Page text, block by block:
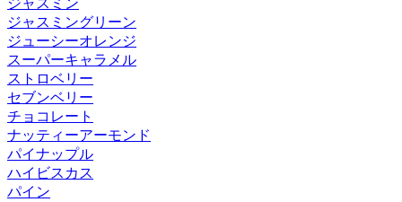
ジャスミン
ジャスミングリーン
ジューシーオレンジ
スーパーキャラメル
ストロベリー
セブンベリー
チョコレート
ナッティーアーモンド
パイナップル
ハイビスカス
パイン